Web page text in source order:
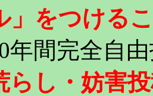
」をつける
間完全自
らし・妨害